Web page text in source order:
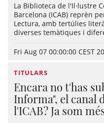
La Biblioteca de l'Il·lustre
Barcelona (ICAB) reprèn
Lectura, amb tertúlies
diverses temàtiques i
Fri Aug 07 00:00:00 CEST
TITULARS
Encara no t'has
Informa", el canal
l'ICAB? Ja som